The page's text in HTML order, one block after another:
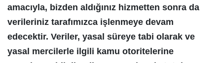
amacıyla, bizden aldığınız hizmetten sonra da
verileriniz tarafımızca işlenmeye devam
edecektir. Veriler, yasal süreye tabi olarak ve
yasal mercilerle ilgili kamu otoritelerine